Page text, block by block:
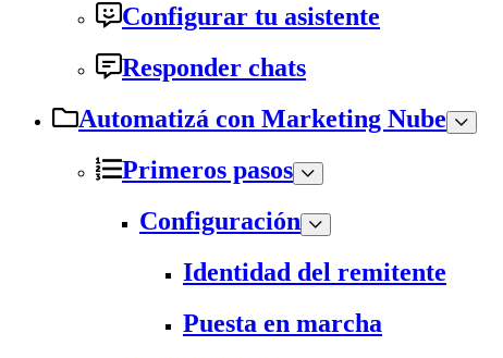
Configurar tu asistente
Responder chats
Automatizá con Marketing Nube
Primeros pasos
Configuración
Identidad del remitente
Puesta en marcha